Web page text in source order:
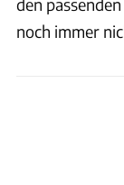
noch immer